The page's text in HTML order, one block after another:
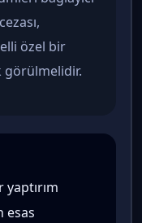
özel bir
görülmelidir.
esas